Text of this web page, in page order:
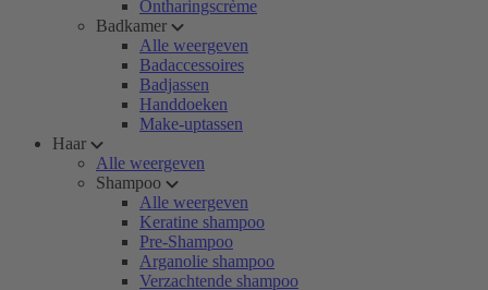
Ontharingscrème
Badkamer
Alle weergeven
Badaccessoires
Badjassen
Handdoeken
Make-uptassen
Haar
Alle weergeven
Shampoo
Alle weergeven
Keratine shampoo
Pre-Shampoo
Arganolie shampoo
Verzachtende shampoo